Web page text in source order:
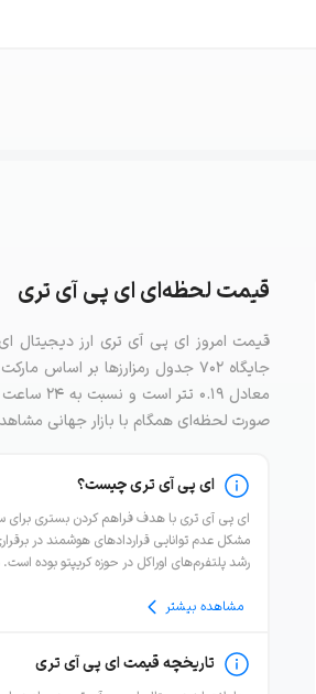
قیمت لحظه‌ای ای پی آی تری
صورت لحظه‌ای همگام با بازار جهانی
ای پی آی تری چیست؟
رشد پلتفرم‌های اوراکل در حوزه کریپتو بوده
مشاهده بیشتر
تاریخچه قیمت ای پی آی تری